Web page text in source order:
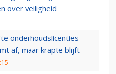
over veiligheid
onderhoudslicenties
af, maar krapte blijft